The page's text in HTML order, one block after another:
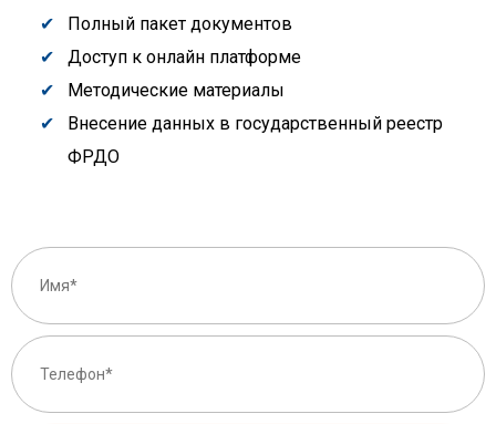
Полный пакет документов
Доступ к онлайн платформе
Методические материалы
Внесение данных в государственный реестр
ФРДО